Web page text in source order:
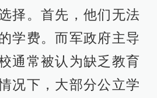
择。首先，他们无法
学费。而军政府主导
通常被认为缺乏教育
况下，大部分公立学